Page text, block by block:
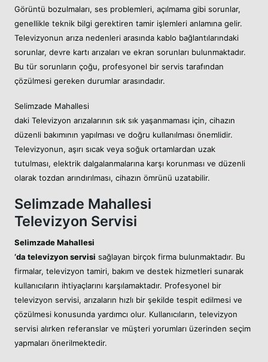
Görüntü bozulmaları, ses problemleri, açılmama gibi sorunlar,
genellikle teknik bilgi gerektiren tamir işlemleri anlamına gelir.
Televizyonun arıza nedenleri arasında kablo bağlantılarındaki
sorunlar, devre kartı arızaları ve ekran sorunları bulunmaktadır.
Bu tür sorunların çoğu, profesyonel bir servis tarafından
çözülmesi gereken durumlar arasındadır.
Selimzade Mahallesi
daki Televizyon arızalarının sık sık yaşanmaması için, cihazın
düzenli bakımının yapılması ve doğru kullanılması önemlidir.
Televizyonun, aşırı sıcak veya soğuk ortamlardan uzak
tutulması, elektrik dalgalanmalarına karşı korunması ve düzenli
olarak tozdan arındırılması, cihazın ömrünü uzatabilir.
Selimzade Mahallesi
Televizyon Servisi
Selimzade Mahallesi
‘da televizyon servisi sağlayan birçok firma bulunmaktadır. Bu
firmalar, televizyon tamiri, bakım ve destek hizmetleri sunarak
kullanıcıların ihtiyaçlarını karşılamaktadır. Profesyonel bir
televizyon servisi, arızaların hızlı bir şekilde tespit edilmesi ve
çözülmesi konusunda yardımcı olur. Kullanıcıların, televizyon
servisi alırken referanslar ve müşteri yorumları üzerinden seçim
yapmaları önerilmektedir.